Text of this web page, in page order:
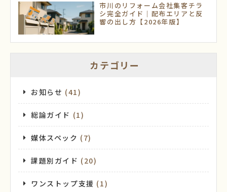
市川のリフォーム会社集客チラ
シ完全ガイド｜配布エリアと反
響の出し方【2026年版】
カテゴリー
お知らせ (41)
総論ガイド (1)
媒体スペック (7)
課題別ガイド (20)
ワンストップ支援 (1)